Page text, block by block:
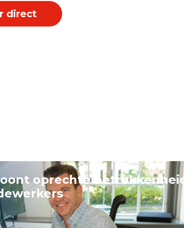
direct
oprechte betrokkenheid